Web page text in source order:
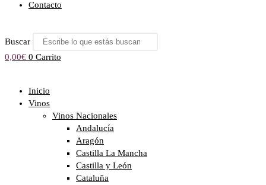
Contacto
Buscar
0,00€ 0 Carrito
Inicio
Vinos
Vinos Nacionales
Andalucía
Aragón
Castilla La Mancha
Castilla y León
Cataluña